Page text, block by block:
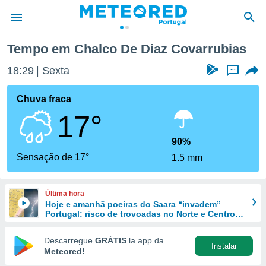
da
foi
fornecidas
a este
das
e
forma
digital
Tempo em Chalco De Diaz Covarrubias
18:29 Sexta ...
Chuva fraca
17°
Sensação de 17°
90%
1.5 mm
Última hora
Hoje e amanhã poeiras do Saara “invadem”
Portugal: risco de trovoadas no Norte e Centro
Descarregue GRÁTIS la app da
Meteored!
Instalar